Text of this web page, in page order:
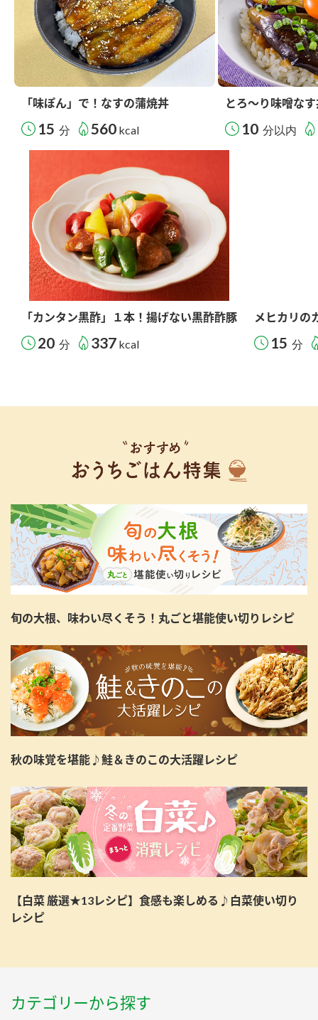
「味ぽん」で！なすの蒲焼丼
15 分 560 kcal
とろ～り味噌な
10 分以内
「カンタン黒酢」１本！揚げない黒酢酢豚
20 分 337 kcal
メヒカリの
15 分
旬の大根、味わい尽くそう！丸ごと堪能使い切りレシピ
秋の味覚を堪能♪鮭＆きのこの大活躍レシピ
【白菜 厳選★13レシピ】食感も楽しめる♪白菜使い切り
レシピ
カテゴリーから探す